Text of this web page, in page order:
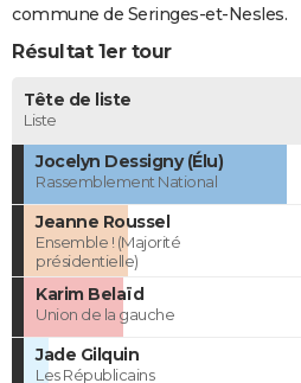
commune de Seringes-et-Nesles.
Résultat 1er tour
Tête de liste
Liste
Jocelyn Dessigny (Élu)
Rassemblement National
Jeanne Roussel
Ensemble ! (Majorité
présidentielle)
Karim Belaïd
Union de la gauche
Jade Gilquin
Les Républicains